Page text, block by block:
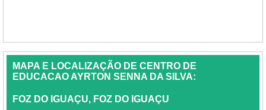
MAPA E LOCALIZAÇÃO DE CENTRO DE
EDUCACAO AYRTON SENNA DA SILVA:
FOZ DO IGUAÇU, FOZ DO IGUAÇU